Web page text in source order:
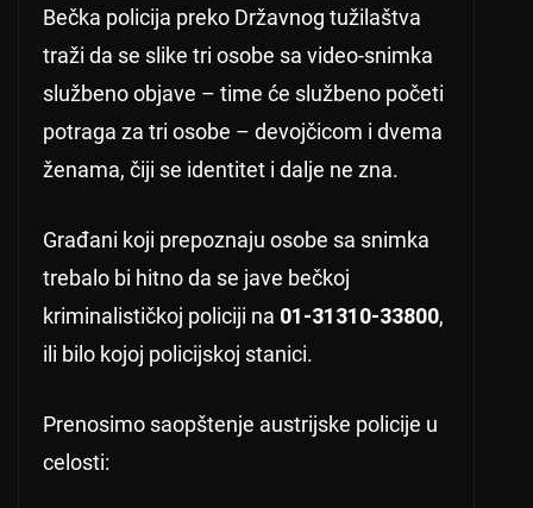
Bečka policija preko Državnog tužilaštva
traži da se slike tri osobe sa video-snimka
službeno objave – time će službeno početi
potraga za tri osobe – devojčicom i dvema
ženama, čiji se identitet i dalje ne zna.
Građani koji prepoznaju osobe sa snimka
trebalo bi hitno da se jave bečkoj
kriminalističkoj policiji na 01-31310-33800,
ili bilo kojoj policijskoj stanici.
Prenosimo saopštenje austrijske policije u
celosti: